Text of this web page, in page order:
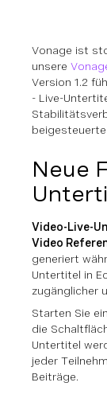
Vonage ist
unsere
Version 1.2
- Live-
Neue
Video-Live-
Video
generiert
Untertitel in
zugänglicher
Starten Sie
die
Untertitel
jeder
Beiträge.